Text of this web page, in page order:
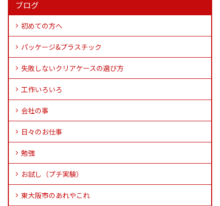
ブログ
初めての方へ
パッケージ&プラスチック
失敗しないクリアケースの選び方
工作いろいろ
会社の事
日々のお仕事
勉強
お試し（プチ実験）
東大阪市のあれやこれ